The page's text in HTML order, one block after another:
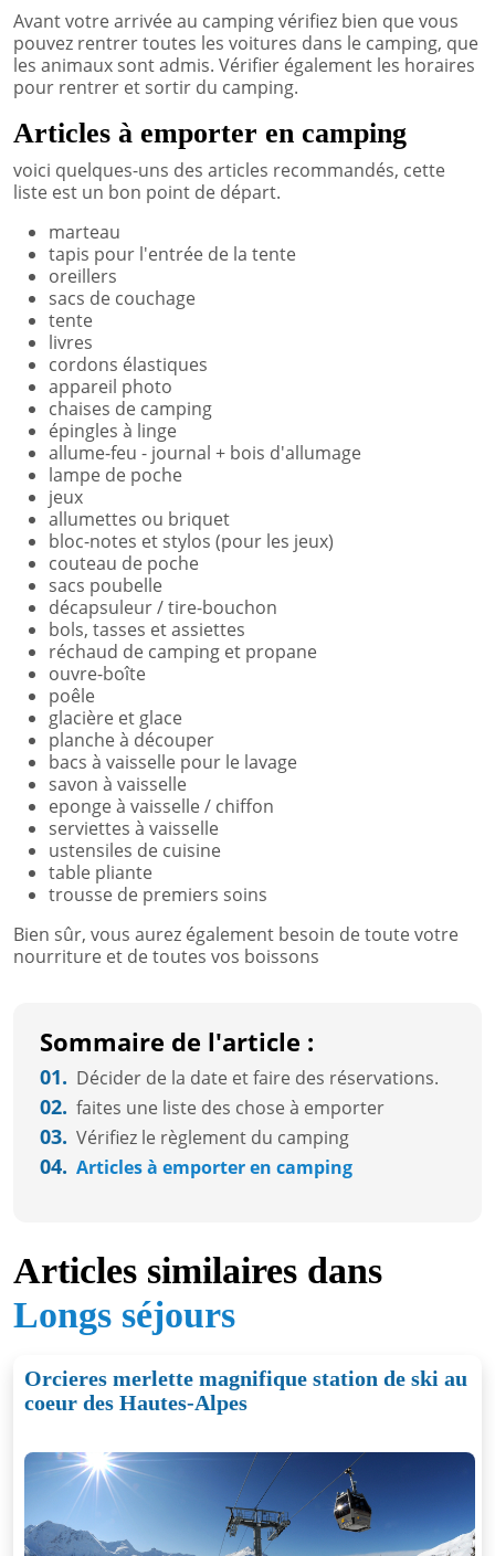
Avant votre arrivée au camping vérifiez bien que vous
pouvez rentrer toutes les voitures dans le camping, que
les animaux sont admis. Vérifier également les horaires
pour rentrer et sortir du camping.
Articles à emporter en camping
voici quelques-uns des articles recommandés, cette
liste est un bon point de départ.
marteau
tapis pour l'entrée de la tente
oreillers
sacs de couchage
tente
livres
cordons élastiques
appareil photo
chaises de camping
épingles à linge
allume-feu - journal + bois d'allumage
lampe de poche
jeux
allumettes ou briquet
bloc-notes et stylos (pour les jeux)
couteau de poche
sacs poubelle
décapsuleur / tire-bouchon
bols, tasses et assiettes
réchaud de camping et propane
ouvre-boîte
poêle
glacière et glace
planche à découper
bacs à vaisselle pour le lavage
savon à vaisselle
eponge à vaisselle / chiffon
serviettes à vaisselle
ustensiles de cuisine
table pliante
trousse de premiers soins
Bien sûr, vous aurez également besoin de toute votre
nourriture et de toutes vos boissons
Sommaire de l'article :
01. Décider de la date et faire des réservations.
02. faites une liste des chose à emporter
03. Vérifiez le règlement du camping
04. Articles à emporter en camping
Articles similaires dans
Longs séjours
Orcieres merlette magnifique station de ski au
coeur des Hautes-Alpes